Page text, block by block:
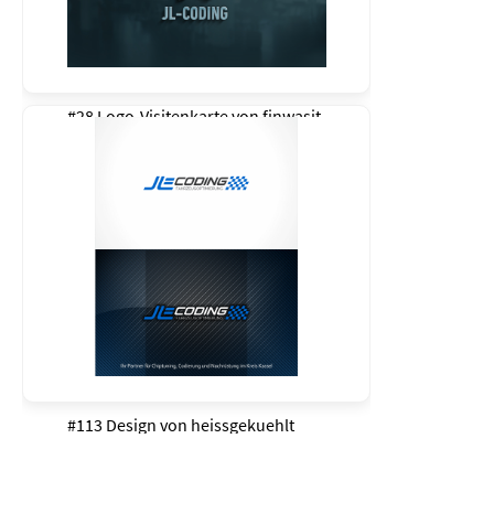
#28 Logo-Visitenkarte von finwasit
#113 Design von heissgekuehlt